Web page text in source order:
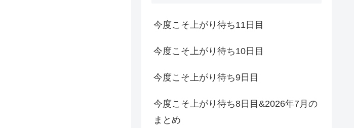
今度こそ上がり待ち11日目
今度こそ上がり待ち10日目
今度こそ上がり待ち9日目
今度こそ上がり待ち8日目&2026年7月の
まとめ